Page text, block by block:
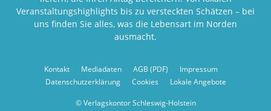
Veranstaltungshighlights bis zu versteckten Schätzen – bei
uns finden Sie alles, was die Lebensart im Norden
ausmacht.
Kontakt Mediadaten AGB (PDF)
Impressum
Datenschutzerklärung
Cookies Lokale Angebote
© Verlagskontor Schleswig-Holstein